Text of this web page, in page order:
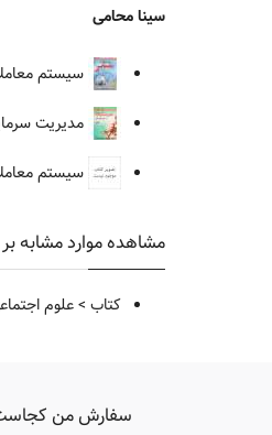
سینا محامی
سیستم
مدیریت
سیستم
مشاهده موارد مشابه
کتاب >علوم
سفارش من